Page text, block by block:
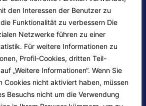
den Interessen der Benutzer zu
Funktionalität zu verbessern Die
Netzwerke führen zu einer
Für weitere Informationen zu
Profil-Cookies, dritten Teil-
„Weitere Informationen“. Wenn Sie
Cookies nicht aktiviert haben, müssen
Besuchs nicht um die Verwendung
Calendario corsi
Privacy Policy
Cookie Policy